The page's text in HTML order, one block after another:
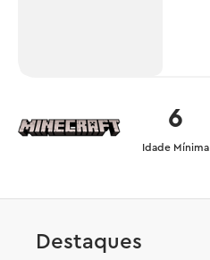
6
Idade Mínima
Destaques